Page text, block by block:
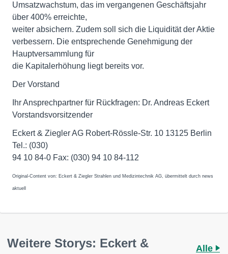
Umsatzwachstum, das im vergangenen Geschäftsjahr
über 400% erreichte,
weiter absichern. Zudem soll sich die Liquidität der Aktie
verbessern. Die entsprechende Genehmigung der
Hauptversammlung für
die Kapitalerhöhung liegt bereits vor.
Der Vorstand
Ihr Ansprechpartner für Rückfragen: Dr. Andreas Eckert
Vorstandsvorsitzender
Eckert & Ziegler AG Robert-Rössle-Str. 10 13125 Berlin
Tel.: (030)
94 10 84-0 Fax: (030) 94 10 84-112
Original-Content von: Eckert & Ziegler Strahlen und Medizintechnik AG, übermittelt durch news
aktuell
Weitere Storys: Eckert &
Alle